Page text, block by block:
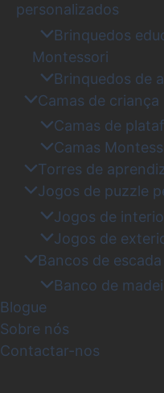
personalizados
Brinquedos
Montessori
Brinquedos de
Camas de
Camas de
Camas
Torres de
Jogos de puzzle
Jogos de
Jogos de
Bancos de
Banco de
Blogue
Sobre nós
Contactar-nos